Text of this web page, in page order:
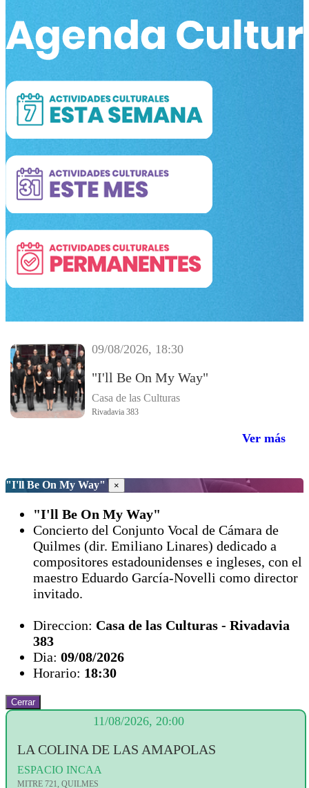
09/08/2026, 18:30
"I'll Be On My Way"
Casa de las Culturas
Rivadavia 383
Ver más
"I'll Be On My Way" ×
"I'll Be On My Way"
Concierto del Conjunto Vocal de Cámara de
Quilmes (dir. Emiliano Linares) dedicado a
compositores estadounidenses e ingleses, con el
maestro Eduardo García-Novelli como director
invitado.
Direccion: Casa de las Culturas - Rivadavia
383
Dia: 09/08/2026
Horario: 18:30
Cerrar
11/08/2026, 20:00
LA COLINA DE LAS AMAPOLAS
ESPACIO INCAA
MITRE 721, QUILMES